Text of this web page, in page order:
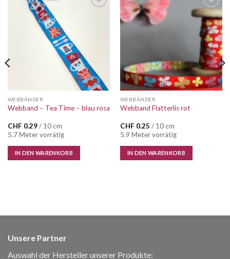
WEBBÄNDER
Webband – Tea Time – blau rosa
CHF 0.29/ 10 cm
5.7 Meter vorrätig
IN DEN WARENKORB
Auf die
Wunschliste
WEBBÄNDER
Webband Flatterlis rot
CHF 0.25 / 10 cm
5.9 Meter vorrätig
IN DEN WARENKORB
Unsere Partner
Auswahl der Hersteller unserer Produkte: